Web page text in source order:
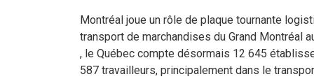
Montréal joue un rôle de plaque tournante
transport de marchandises du Grand
, le Québec compte désormais 12 645
587 travailleurs, principalement dans le